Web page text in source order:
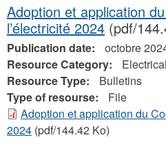
Adoption et application
l’électricité 2024 (pdf/
Publication date:
octobre
Resource Category:
Resource Type:
Bulletins
Type of resourse:
File
Adoption et application du
2024 (pdf/144.42 Ko)